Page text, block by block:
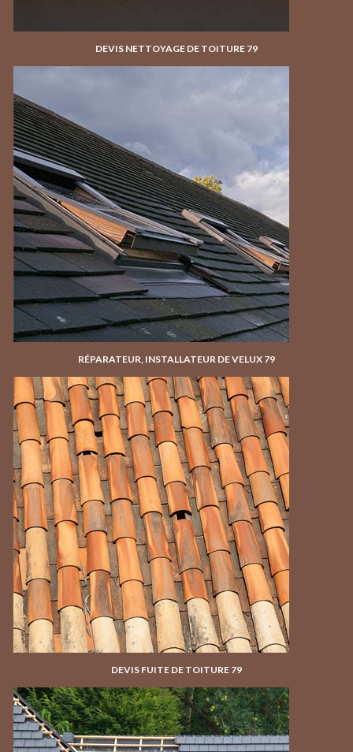
DEVIS NETTOYAGE DE TOITURE 79
RÉPARATEUR, INSTALLATEUR DE VELUX 79
DEVIS FUITE DE TOITURE 79